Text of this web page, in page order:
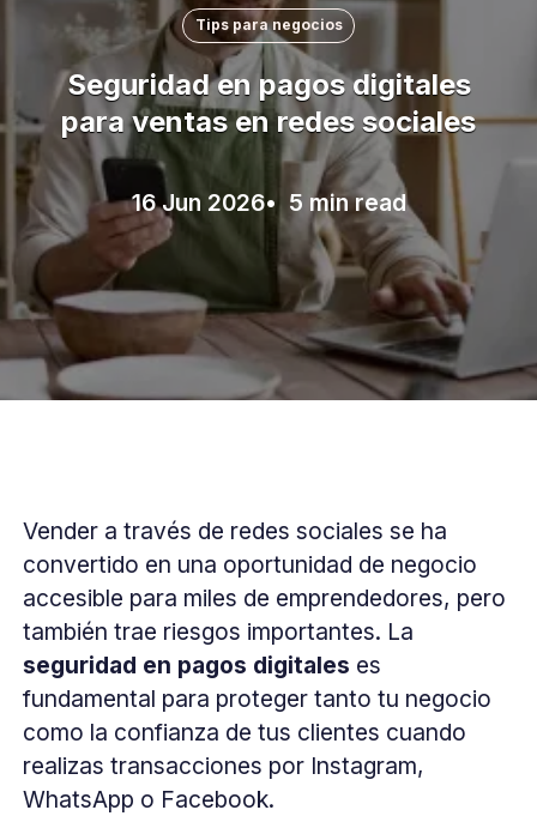
Tips para negocios
Seguridad en pagos digitales
para ventas en redes sociales
16 Jun 2026• 5 min read
Vender a través de redes sociales se ha
convertido en una oportunidad de negocio
accesible para miles de emprendedores, pero
también trae riesgos importantes. La
seguridad en pagos digitales es
fundamental para proteger tanto tu negocio
como la confianza de tus clientes cuando
realizas transacciones por Instagram,
WhatsApp o Facebook.